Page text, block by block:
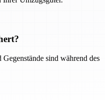
sind während des